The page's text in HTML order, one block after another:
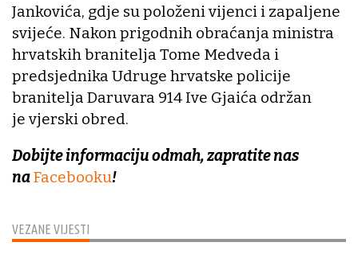
VEZANE VIJESTI
Jankovića, gdje su položeni vijenci i zapaljene
svijeće. Nakon prigodnih obraćanja ministra
hrvatskih branitelja Tome Medveda i
predsjednika Udruge hrvatske policije
branitelja Daruvara 914 Ive Gjaića održan
je vjerski obred.
Dobijte informaciju odmah, zapratite nas
naFacebooku!